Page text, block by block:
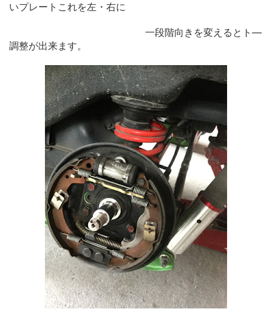
いプレートこれを左・右に
一段階向きを変えるとト―
調整が出来ます。